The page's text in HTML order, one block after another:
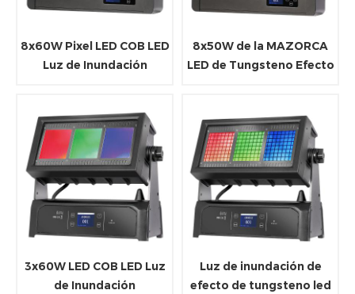
8x60W Pixel LED COB LED
Luz de Inundación
8x50W de la MAZORCA
LED de Tungsteno Efecto
3x60W LED COB LED Luz
de Inundación
Luz de inundación de
efecto de tungsteno led